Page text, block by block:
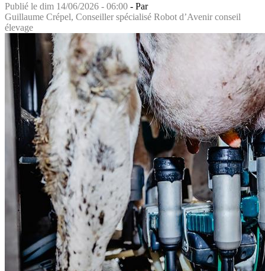
Publié le dim 14/06/2026 - 06:00 - Par
Guillaume Crépel, Conseiller spécialisé Robot d’Avenir conseil
élevage